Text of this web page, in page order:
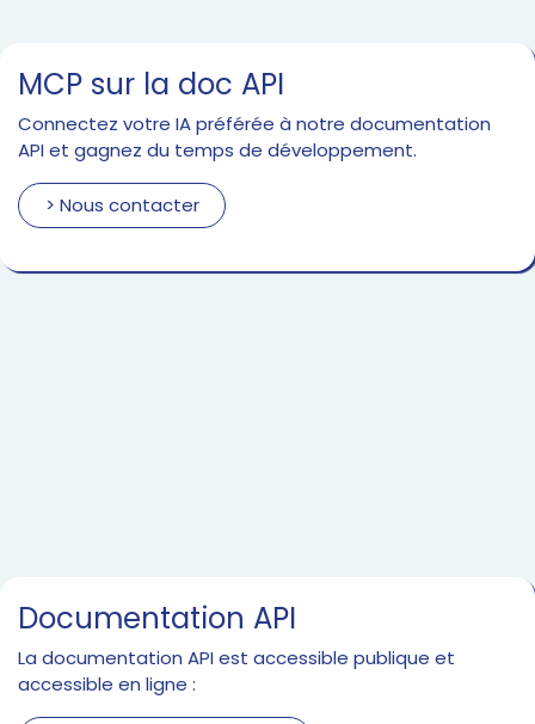
MCP sur la doc API
Connectez votre IA préférée à notre documentation
API et gagnez du temps de développement.
> Nous contacter
Documentation API
La documentation API est accessible publique et
accessible en ligne :